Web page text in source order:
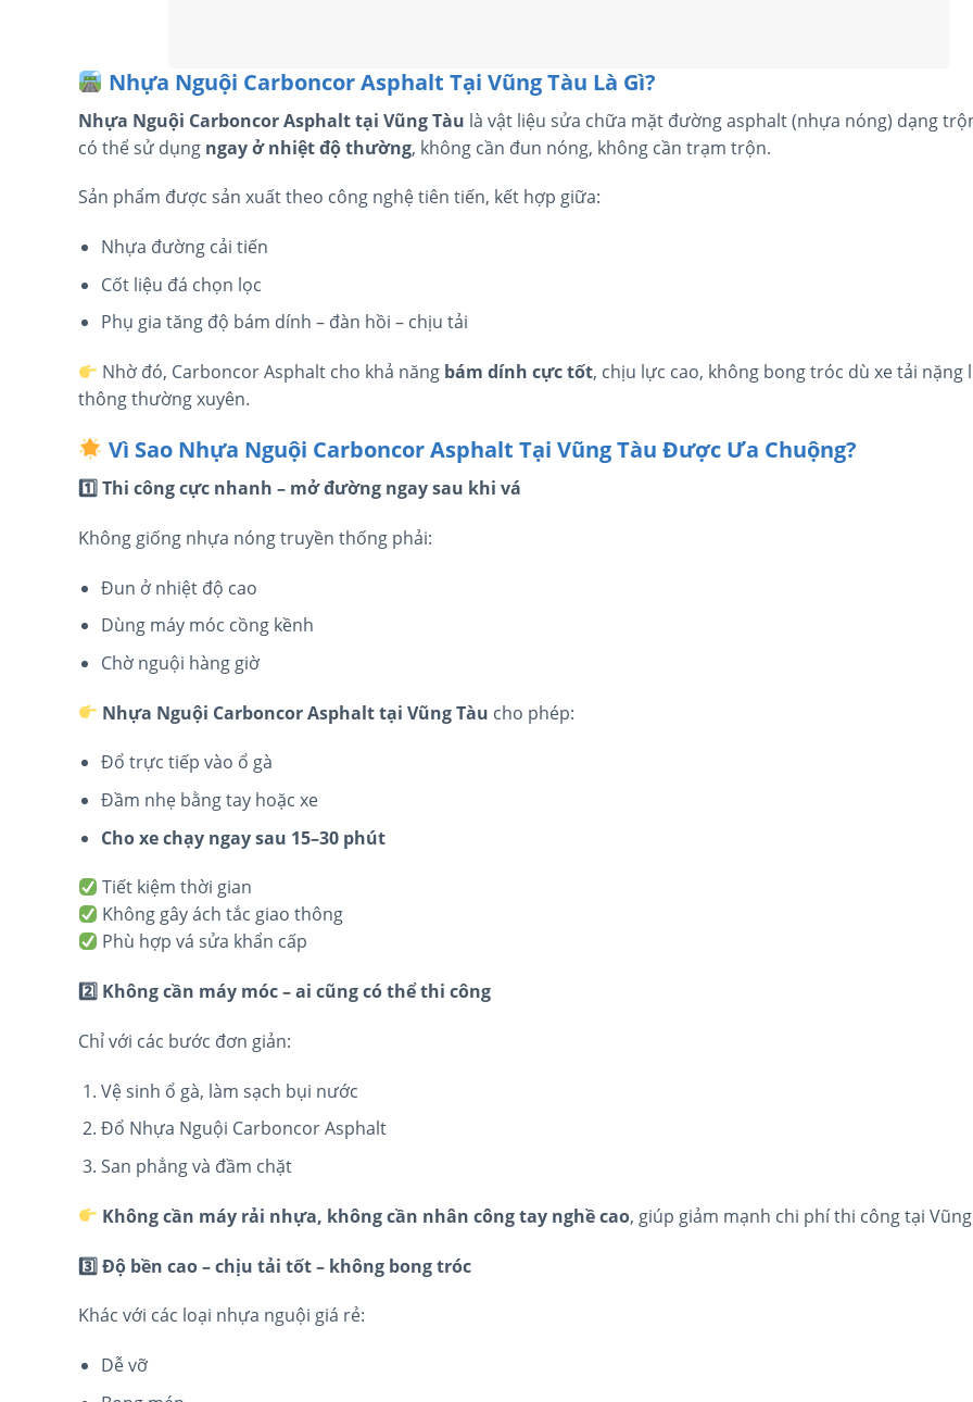
Nhựa Nguội Carboncor Asphalt Tại Vũng Tàu Là Gì?
Nhựa Nguội Carboncor Asphalt tại Vũng Tàu là vật liệu sửa chữa mặt đường asphalt (nhựa nóng) dạng
có thể sử dụng ngay ở nhiệt độ thường, không cần đun nóng, không cần trạm trộn.
Sản phẩm được sản xuất theo công nghệ tiên tiến, kết hợp giữa:
Nhựa đường cải tiến
Cốt liệu đá chọn lọc
Phụ gia tăng độ bám dính – đàn hồi – chịu tải
Nhờ đó, Carboncor Asphalt cho khả năng bám dính cực tốt, chịu lực cao, không bong tróc dù xe tải nặng
thông thường xuyên.
Vì Sao Nhựa Nguội Carboncor Asphalt Tại Vũng Tàu Được Ưa Chuộng?
1️Thi công cực nhanh – mở đường ngay sau khi vá
Không giống nhựa nóng truyền thống phải:
Đun ở nhiệt độ cao
Dùng máy móc cồng kềnh
Chờ nguội hàng giờ
Nhựa Nguội Carboncor Asphalt tại Vũng Tàu cho phép:
Đổ trực tiếp vào ổ gà
Đầm nhẹ bằng tay hoặc xe
Cho xe chạy ngay sau 15–30 phút
Tiết kiệm thời gian
Không gây ách tắc giao thông
Phù hợp vá sửa khẩn cấp
2️ Không cần máy móc – ai cũng có thể thi công
Chỉ với các bước đơn giản:
Vệ sinh ổ gà, làm sạch bụi nước
Đổ Nhựa Nguội Carboncor Asphalt
San phẳng và đầm chặt
Không cần máy rải nhựa, không cần nhân công tay nghề cao, giúp giảm mạnh chi phí thi công tại
3️Độ bền cao – chịu tải tốt – không bong tróc
Khác với các loại nhựa nguội giá rẻ:
Dễ vỡ